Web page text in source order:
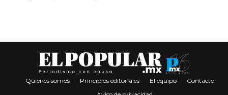
Quiénes somos Principios editoriales El equipo
Contacto